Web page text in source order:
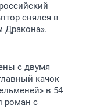
снялся в
Дракона».
с двумя
качок
в 54
роман с